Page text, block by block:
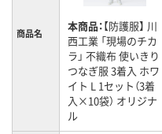
商品名 本商品：【防護服】 川
西工業 「現場のチカ
ラ」 不織布 使いきり
つなぎ服 3着入 ホワ
イト L 1セット（3着
入×10袋） オリジナ
ル